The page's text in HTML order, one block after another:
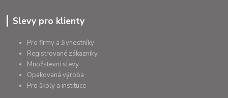
Slevy pro klienty
Pro firmy a živnostníky
Registrované zákazníky
Množstevní slevy
Opakovaná výroba
Pro školy a instituce